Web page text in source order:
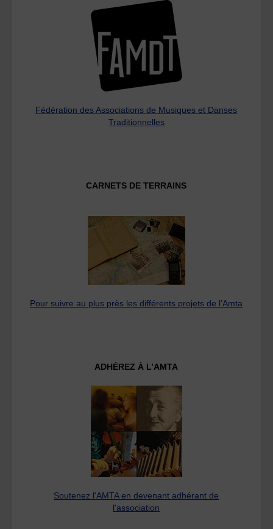
Fédération des Associations de Musiques et Danses
Traditionnelles
CARNETS DE TERRAINS
Pour suivre au plus près les différents projets de l’Amta
ADHÉREZ À L’AMTA
Soutenez l'AMTA en devenant adhérant de
l'association